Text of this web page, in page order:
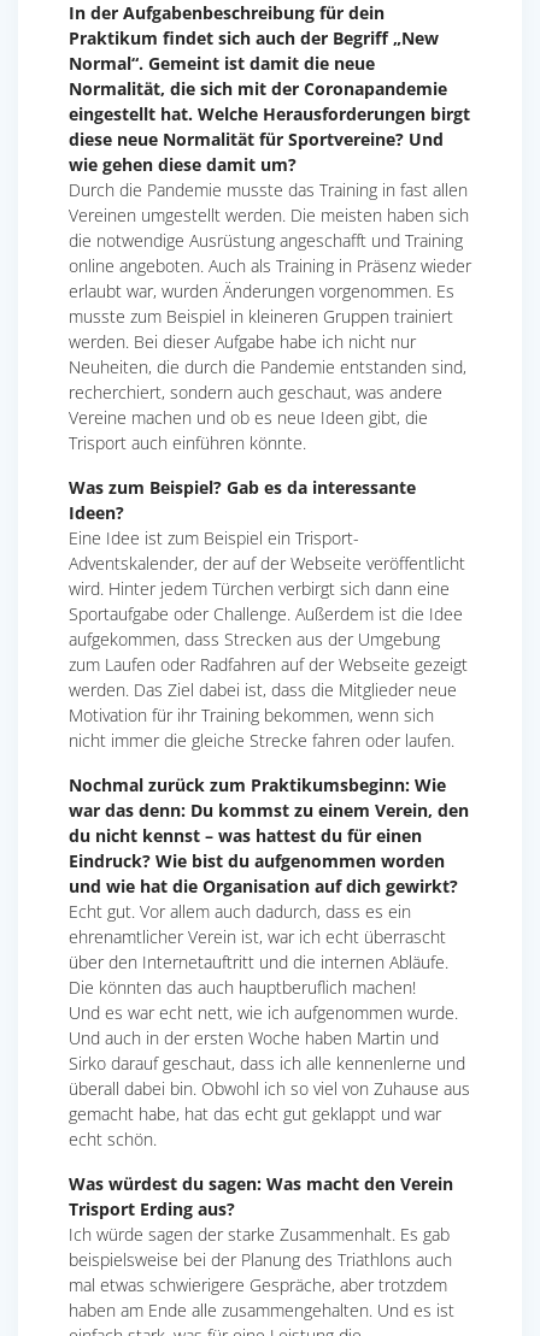
In der Aufgabenbeschreibung für dein
Praktikum findet sich auch der Begriff „New
Normal“. Gemeint ist damit die neue
Normalität, die sich mit der Coronapandemie
eingestellt hat. Welche Herausforderungen birgt
diese neue Normalität für Sportvereine? Und
wie gehen diese damit um?
Durch die Pandemie musste das Training in fast allen
Vereinen umgestellt werden. Die meisten haben sich
die notwendige Ausrüstung angeschafft und Training
online angeboten. Auch als Training in Präsenz wieder
erlaubt war, wurden Änderungen vorgenommen. Es
musste zum Beispiel in kleineren Gruppen trainiert
werden. Bei dieser Aufgabe habe ich nicht nur
Neuheiten, die durch die Pandemie entstanden sind,
recherchiert, sondern auch geschaut, was andere
Vereine machen und ob es neue Ideen gibt, die
Trisport auch einführen könnte.
Was zum Beispiel? Gab es da interessante
Ideen?
Eine Idee ist zum Beispiel ein Trisport-
Adventskalender, der auf der Webseite veröffentlicht
wird. Hinter jedem Türchen verbirgt sich dann eine
Sportaufgabe oder Challenge. Außerdem ist die Idee
aufgekommen, dass Strecken aus der Umgebung
zum Laufen oder Radfahren auf der Webseite gezeigt
werden. Das Ziel dabei ist, dass die Mitglieder neue
Motivation für ihr Training bekommen, wenn sich
nicht immer die gleiche Strecke fahren oder laufen.
Nochmal zurück zum Praktikumsbeginn: Wie
war das denn: Du kommst zu einem Verein, den
du nicht kennst – was hattest du für einen
Eindruck? Wie bist du aufgenommen worden
und wie hat die Organisation auf dich gewirkt?
Echt gut. Vor allem auch dadurch, dass es ein
ehrenamtlicher Verein ist, war ich echt überrascht
über den Internetauftritt und die internen Abläufe.
Die könnten das auch hauptberuflich machen!
Und es war echt nett, wie ich aufgenommen wurde.
Und auch in der ersten Woche haben Martin und
Sirko darauf geschaut, dass ich alle kennenlerne und
überall dabei bin. Obwohl ich so viel von Zuhause aus
gemacht habe, hat das echt gut geklappt und war
echt schön.
Was würdest du sagen: Was macht den Verein
Trisport Erding aus?
Ich würde sagen der starke Zusammenhalt. Es gab
beispielsweise bei der Planung des Triathlons auch
mal etwas schwierigere Gespräche, aber trotzdem
haben am Ende alle zusammengehalten. Und es ist